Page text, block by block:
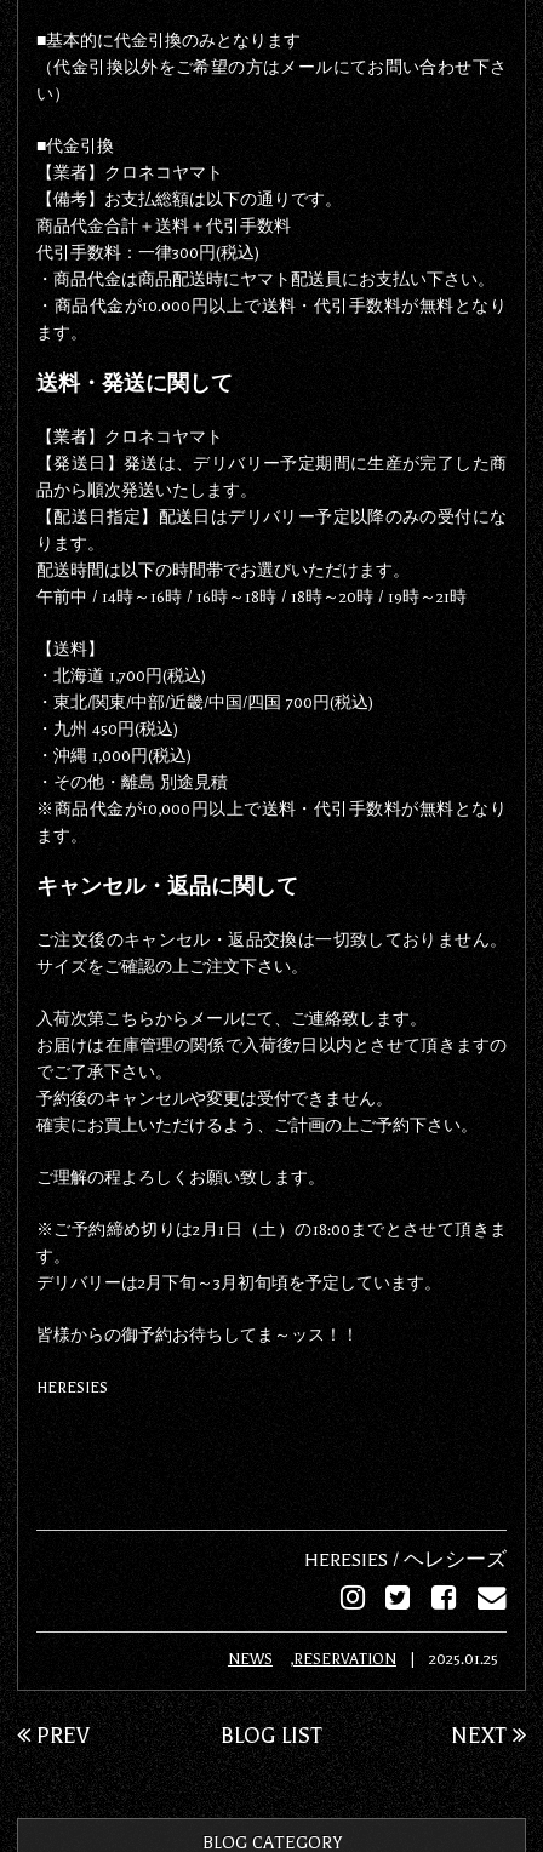
■基本的に代金引換のみとなります
（代金引換以外をご希望の方はメールにてお問い合わせ下さ
い）
■代金引換
【業者】クロネコヤマト
【備考】お支払総額は以下の通りです。
商品代金合計＋送料＋代引手数料
代引手数料：一律300円(税込)
・商品代金は商品配送時にヤマト配送員にお支払い下さい。
・商品代金が10.000 円以上で送料・代引手数料が無料 となり
ます。
送料・発送に関して
【業者】クロネコヤマト
【発送日】発送は、デリバリー予定期間に生産が完了した商
品から順次発送いたします。
【配送日指定】配送日はデリバリー予定以降のみの受付にな
ります。
配送時間は以下の時間帯でお選びいただけます。
午前中 / 14時～16時 / 16時～18時 / 18時～20時 / 19時～21時
【送料】
・北海道 1,700円(税込)
・東北/関東/中部/近畿/中国/四国 700円(税込)
・九州 450円(税込)
・沖縄 1,000円(税込)
・その他・離島 別途見積
※商品代金が10,000円以上で送料・代引手数料が無料 となり
ます。
キャンセル・返品に関して
ご注文後のキャンセル・返品交換は一切致しておりません。
サイズをご確認の上ご注文下さい。
入荷次第こちらからメールにて、ご連絡致します。
お届けは在庫管理の関係で入荷後7日以内とさせて頂きますの
でご了承下さい。
予約後のキャンセルや変更は受付できません。
確実にお買上いただけるよう、ご計画の上ご予約下さい。
ご理解の程よろしくお願い致します。
※ご予約締め切りは2月1日（土）の18:00までとさせて頂きま
す。
デリバリーは2月下旬～3月初旬頃を予定しています。
皆様からの御予約お待ちしてま～ッス！！
HERESIES
HERESIES / ヘレシーズ
NEWS RESERVATION | 2025.01.25
PREV NEXT
BLOG LIST
BLOG CATEGORY